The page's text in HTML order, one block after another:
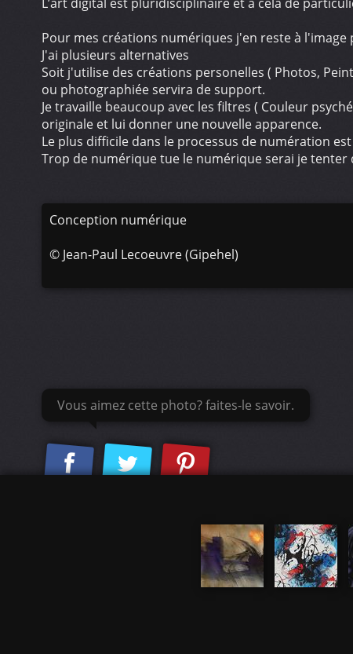
Pour mes créations numériques j'en reste à l'image
J'ai plusieurs alternatives
Soit j'utilise des créations personelles ( Photos,
ou photographiée servira de support.
Je travaille beaucoup avec les filtres ( Couleur
originale et lui donner une nouvelle apparence.
Le plus difficile dans le processus de numération
Trop de numérique tue le numérique serai je tenter
Conception numérique
© Jean-Paul Lecoeuvre (Gipehel)
Vous aimez cette photo? faites-le savoir.